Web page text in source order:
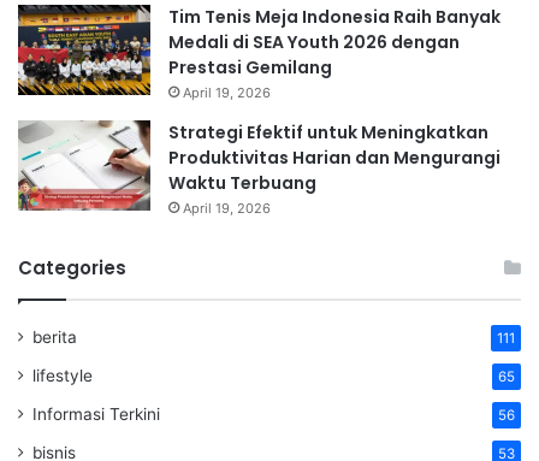
Tim Tenis Meja Indonesia Raih Banyak
Medali di SEA Youth 2026 dengan
Prestasi Gemilang
April 19, 2026
Strategi Efektif untuk Meningkatkan
Produktivitas Harian dan Mengurangi
Waktu Terbuang
April 19, 2026
Categories
berita 111
lifestyle 65
Informasi Terkini 56
bisnis 53